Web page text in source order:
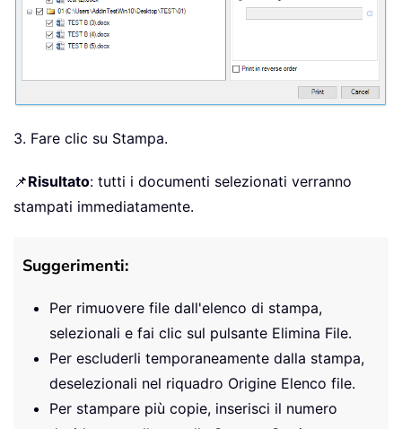
3. Fare clic su Stampa.
📌Risultato: tutti i documenti selezionati verranno
stampati immediatamente.
Suggerimenti:
Per rimuovere file dall'elenco di stampa,
selezionali e fai clic sul pulsante Elimina File.
Per escluderli temporaneamente dalla stampa,
deselezionali nel riquadro Origine Elenco file.
Per stampare più copie, inserisci il numero